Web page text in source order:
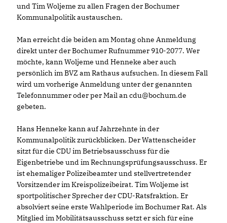
und Tim Woljeme zu allen Fragen der Bochumer
Kommunalpolitik austauschen.
Man erreicht die beiden am Montag ohne Anmeldung
direkt unter der Bochumer Rufnummer 910-2077. Wer
möchte, kann Woljeme und Henneke aber auch
persönlich im BVZ am Rathaus aufsuchen. In diesem Fall
wird um vorherige Anmeldung unter der genannten
Telefonnummer oder per Mail an cdu@bochum.de
gebeten.
Hans Henneke kann auf Jahrzehnte in der
Kommunalpolitik zurückblicken. Der Wattenscheider
sitzt für die CDU im Betriebsausschuss für die
Eigenbetriebe und im Rechnungsprüfungsausschuss. Er
ist ehemaliger Polizeibeamter und stellvertretender
Vorsitzender im Kreispolizeibeirat. Tim Woljeme ist
sportpolitischer Sprecher der CDU-Ratsfraktion. Er
absolviert seine erste Wahlperiode im Bochumer Rat. Als
Mitglied im Mobilitätsausschuss setzt er sich für eine